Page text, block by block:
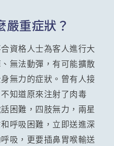
嚴重症狀？
資格人士為客人進行大
無法動彈，有可能擴散
無力的症狀。曾有人接
知道原來注射了肉毒
困難，四肢無力，兩星
呼吸困難，立即送進深
吸，更要插鼻胃喉輸送